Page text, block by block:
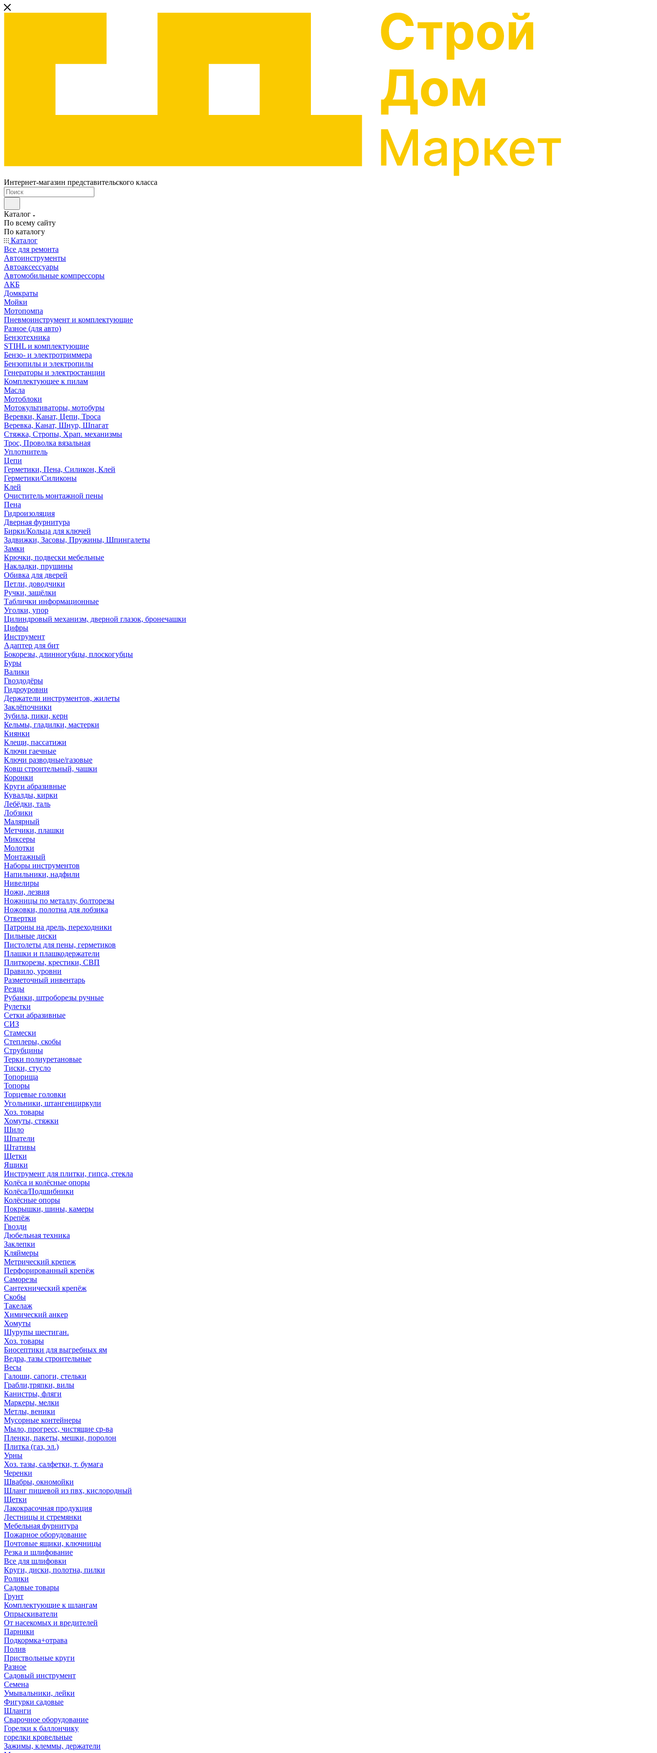
Интернет-магазин представительского класса
Каталог
По всему сайту
По каталогу
Каталог
Все для ремонта
Автоинструменты
Автоаксессуары
Автомобильные компрессоры
АКБ
Домкраты
Мойки
Мотопомпа
Пневмоинструмент и комплектующие
Разное (для авто)
Бензотехника
STIHL и комплектующие
Бензо- и электротриммера
Бензопилы и электропилы
Генераторы и электростанции
Комплектующее к пилам
Масла
Мотоблоки
Мотокультиваторы, мотобуры
Веревки, Канат, Цепи, Троса
Веревка, Канат, Шнур, Шпагат
Стяжка, Стропы, Храп. механизмы
Трос, Проволка вязальная
Уплотнитель
Цепи
Герметики, Пена, Силикон, Клей
Герметики/Силиконы
Клей
Очиститель монтажной пены
Пена
Гидроизоляция
Дверная фурнитура
Бирки/Кольца для ключей
Задвижки, Засовы, Пружины, Шпингалеты
Замки
Крючки, подвески мебельные
Накладки, прушины
Обивка для дверей
Петли, доводчики
Ручки, защёлки
Таблички информационные
Уголки, упор
Цилиндровый механизм, дверной глазок, бронечашки
Цифры
Инструмент
Адаптер для бит
Бокорезы, длинногубцы, плоскогубцы
Буры
Валики
Гвоздодёры
Гидроуровни
Держатели инструментов, жилеты
Заклёпочники
Зубила, пики, керн
Кельмы, гладилки, мастерки
Киянки
Клещи, пассатижи
Ключи гаечные
Ключи разводные/газовые
Ковш строительный, чашки
Коронки
Круги абразивные
Кувалды, кирки
Лебёдки, таль
Лобзики
Малярный
Метчики, плашки
Миксеры
Молотки
Монтажный
Наборы инструментов
Напильники, надфили
Нивелиры
Ножи, лезвия
Ножницы по металлу, болторезы
Ножовки, полотна для лобзика
Отвертки
Патроны на дрель, переходники
Пильные диски
Пистолеты для пены, герметиков
Плашки и плашкодержатели
Плиткорезы, крестики, СВП
Правило, уровни
Разметочный инвентарь
Резцы
Рубанки, штроборезы ручные
Рулетки
Сетки абразивные
СИЗ
Стамески
Степлеры, скобы
Струбцины
Терки полиуретановые
Тиски, стусло
Топорища
Топоры
Торцевые головки
Угольники, штангенциркули
Хоз. товары
Хомуты, стяжки
Шило
Шпатели
Штативы
Щетки
Ящики
Инструмент для плитки, гипса, стекла
Колёса и колёсные опоры
Колёса/Подшибники
Колёсные опоры
Покрышки, шины, камеры
Крепёж
Гвозди
Дюбельная техника
Заклепки
Кляймеры
Метрический крепеж
Перфорированный крепёж
Саморезы
Сантехнический крепёж
Скобы
Такелаж
Химический анкер
Хомуты
Шурупы шестиган.
Хоз. товары
Биосептики для выгребных ям
Ведра, тазы строительные
Весы
Галоши, сапоги, стельки
Грабли,тряпки, вилы
Канистры, фляги
Маркеры, мелки
Метлы, веники
Мусорные контейнеры
Мыло, прогресс, чистящие ср-ва
Пленки, пакеты, мешки, поролон
Плитка (газ, эл.)
Урны
Хоз. тазы, салфетки, т. бумага
Черенки
Швабры, окномойки
Шланг пищевой из пвх, кислородный
Щетки
Лакокрасочная продукция
Лестницы и стремянки
Мебельная фурнитура
Пожарное оборудование
Почтовые ящики, ключницы
Резка и шлифование
Все для шлифовки
Круги, диски, полотна, пилки
Ролики
Садовые товары
Грунт
Комплектующие к шлангам
Опрыскиватели
От насекомых и вредителей
Парники
Подкормка+отрава
Полив
Приствольные круги
Разное
Садовый инструмент
Семена
Умывальники, лейки
Фигурки садовые
Шланги
Сварочное оборудование
Горелки к баллончику
горелки кровельные
Зажимы, клеммы, держатели